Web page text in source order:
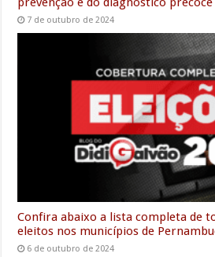
7 de outubro de 2024
Confira abaixo a lista completa de
eleitos nos municípios de
6 de outubro de 2024